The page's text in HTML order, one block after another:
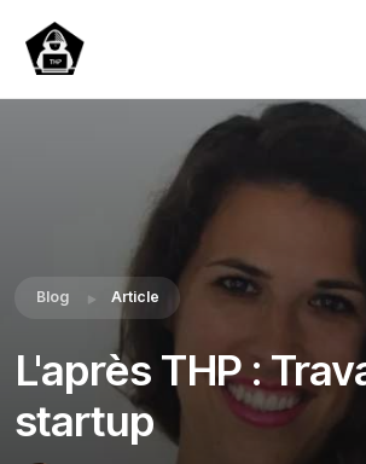
Blog Article
L'après THP :
startup